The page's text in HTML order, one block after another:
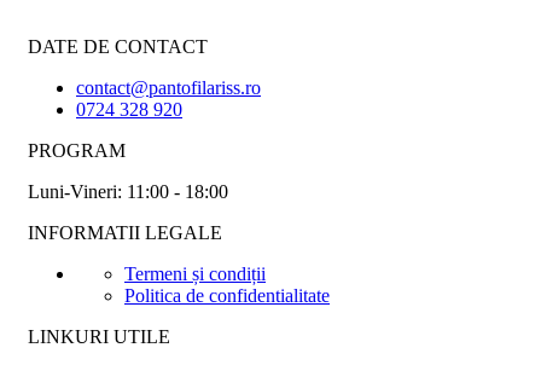
DATE DE CONTACT
contact@pantofilariss.ro
0724 328 920
PROGRAM
Luni-Vineri: 11:00 - 18:00
INFORMATII LEGALE
Termeni și condiții
Politica de confidentialitate
LINKURI UTILE